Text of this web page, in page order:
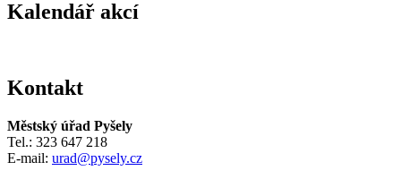
Kalendář akcí
Kontakt
Městský úřad Pyšely
Tel.: 323 647 218
E-mail: urad@pysely.cz